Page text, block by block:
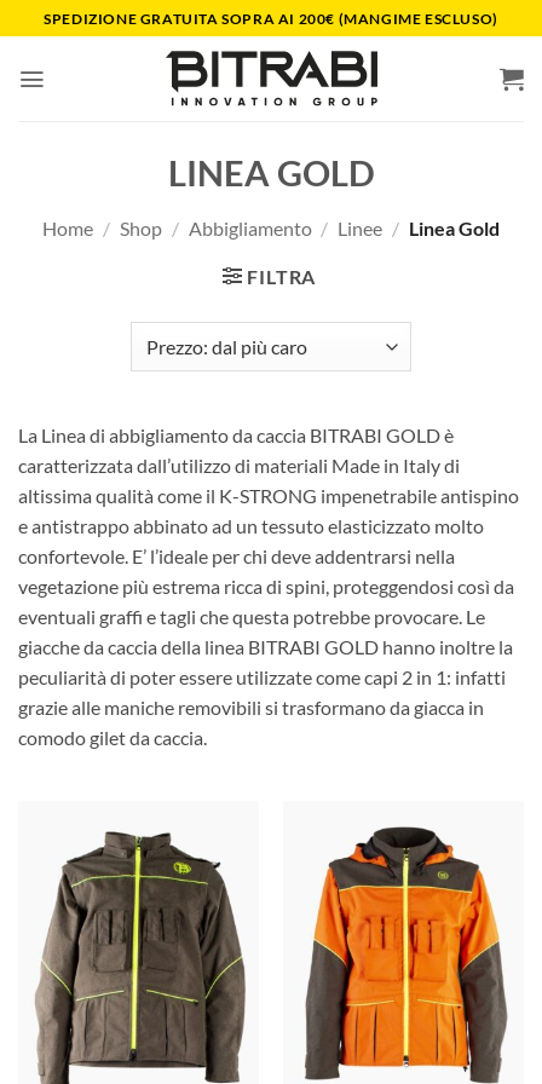
ai
contenuti
SPEDIZIONE GRATUITA SOPRA AI 200€ (MANGIME ESCLUSO)
LINEA GOLD
Home / Shop / Abbigliamento / Linee / Linea Gold
FILTRA
La Linea di abbigliamento da caccia BITRABI GOLD è
caratterizzata dall’utilizzo di materiali Made in Italy di
altissima qualità come il K-STRONG impenetrabile antispino
e antistrappo abbinato ad un tessuto elasticizzato molto
confortevole. E’ l’ideale per chi deve addentrarsi nella
vegetazione più estrema ricca di spini, proteggendosi così da
eventuali graffi e tagli che questa potrebbe provocare. Le
giacche da caccia della linea BITRABI GOLD hanno inoltre la
peculiarità di poter essere utilizzate come capi 2 in 1: infatti
grazie alle maniche removibili si trasformano da giacca in
comodo gilet da caccia.